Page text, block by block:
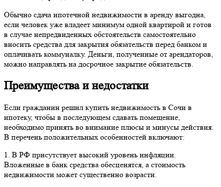
Обычно сдача ипотечной недвижимости в аренду выгодна,
если человек уже владеет минимум одной квартирой и готов
в случае непредвиденных обстоятельств самостоятельно
вносить средства для закрытия обязательств перед банком и
оплачивать коммуналку. Деньги, полученные от арендаторов,
можно направлять на досрочное закрытие обязательств.
Преимущества и недостатки
Если гражданин решил купить недвижимость в Сочи в
ипотеку, чтобы в последующем сдавать помещение,
необходимо принять во внимание плюсы и минусы действия.
В перечень положительных особенностей включают:
1. В РФ присутствует высокий уровень инфляции.
Вложенные в банк средства обесценятся, а стоимость
недвижимости может существенно возрасти.